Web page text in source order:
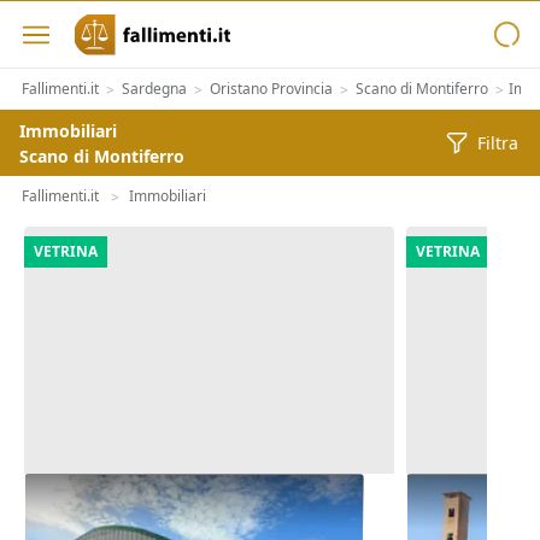
Fallimenti.it > Sardegna > Oristano Provincia > Scano di Montiferro >
Immobiliari
Scano di Montiferro
Filtra
Fallimenti.it > Immobiliari
VETRINA
Asta Complesso artigianale con
cortile e pertinenze
VETRINA
Asta
cortile e